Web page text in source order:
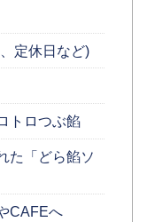
定休日など)
トロつぶ餡
た「どら餡ソ
CAFEへ